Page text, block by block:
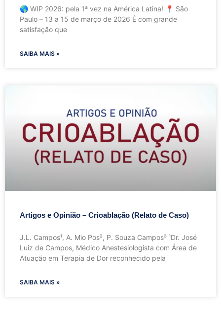
🌎 WIP 2026: pela 1ª vez na América Latina! 📍 São
Paulo – 13 a 15 de março de 2026 É com grande
satisfação que
SAIBA MAIS »
Artigos e Opinião – Crioablação (Relato de Caso)
J.L. Campos¹, A. Mio Pos², P. Souza Campos³ ¹Dr. José
Luiz de Campos, Médico Anestesiologista com Área de
Atuação em Terapia de Dor reconhecido pela
SAIBA MAIS »